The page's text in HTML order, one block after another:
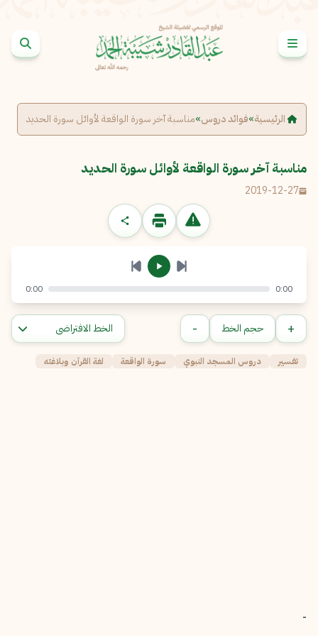
الرئيسية»فوائد دروس»مناسبة آخر سورة الواقعة لأوائل سورة الحديد
مناسبة آخر سورة الواقعة لأوائل سورة الحديد
2019-12-27
الإبلاغ عن مشكلة
الرسالة
إرسال إلغاء
0:00
0:00
+ حجم الخط -
تفسير دروس المسجد النبوي سورة الواقعة لغة القرآن وبلاغته
-